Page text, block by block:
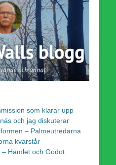
som klarar upp
och jag diskuterar
– Palmeutredarna
kvarstår
Hamlet och Godot